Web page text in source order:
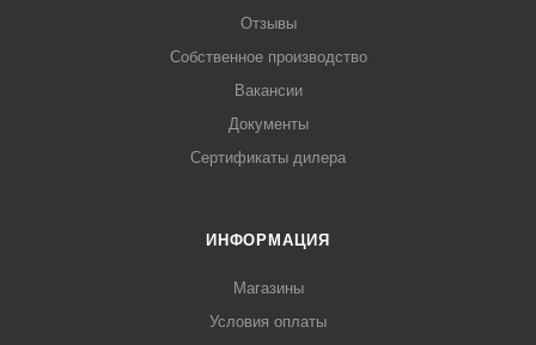
Отзывы
Собственное производство
Вакансии
Документы
Сертификаты дилера
ИНФОРМАЦИЯ
Магазины
Условия оплаты